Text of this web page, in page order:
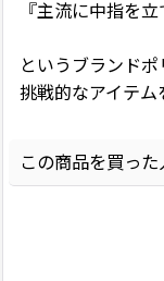
『主流に中指を立
というブランドポ
挑戦的なアイテム
この商品を買っ